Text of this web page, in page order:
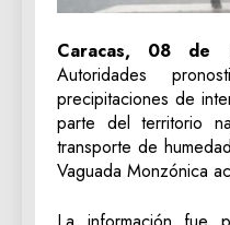
Caracas, 08 de
Autoridades
precipitaciones de
parte del territorio
transporte de
Vaguada Monzónica